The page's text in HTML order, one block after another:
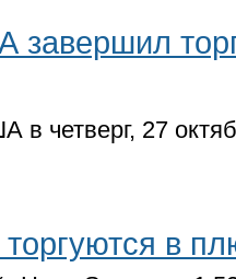
завершил
в четверг, 27
в